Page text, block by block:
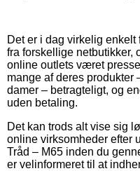
Det er i dag virkelig
fra forskellige netbutikker,
online outlets været
mange af deres produkter
damer – betragteligt, og
uden betaling.
Det kan trods alt vise sig
online virksomheder efter
Tråd – M65 inden du
er velinformeret til at